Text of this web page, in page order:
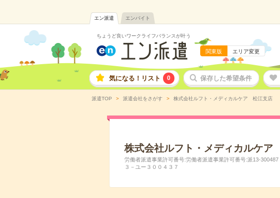
エン派遣 エンバイト
ちょうど良いワークライフバランスが叶う
関東版 エリア変更
気になる！リスト 0 保存した希望条件
派遣TOP 派遣会社をさがす 株式会社ルフト・メディカルケア 松江支店
株式会社ルフト・メディカルケ
労働者派遣事業許可番号:労働者派遣事業許可番号:派13-300487
３－ユー３００４３７